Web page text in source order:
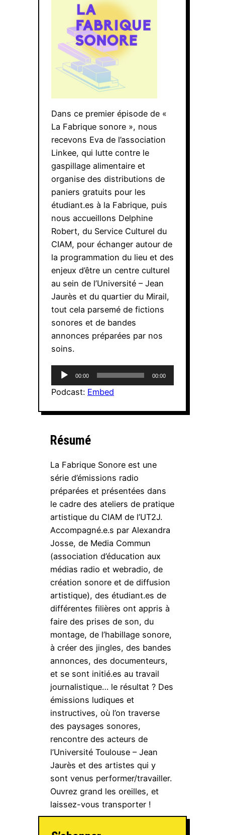
Dans ce premier épisode de «
La Fabrique sonore », nous
recevons Eva de l’association
Linkee, qui lutte contre le
gaspillage alimentaire et
organise des distributions de
paniers gratuits pour les
étudiant.es à la Fabrique, puis
nous accueillons Delphine
Robert, du Service Culturel du
CIAM, pour échanger autour de
la programmation du lieu et des
enjeux d’être un centre culturel
au sein de l’Université – Jean
Jaurès et du quartier du Mirail,
tout cela parsemé de fictions
sonores et de bandes
annonces préparées par nos
soins.
Lecteur
audio
00:00 00:00
Podcast: Embed
Résumé
La Fabrique Sonore est une
série d’émissions radio
préparées et présentées dans
le cadre des ateliers de pratique
artistique du CIAM de l’UT2J.
Accompagné.e.s par Alexandra
Josse, de Media Commun
(association d’éducation aux
médias radio et webradio, de
création sonore et de diffusion
artistique), des étudiant.es de
différentes filières ont appris à
faire des prises de son, du
montage, de l’habillage sonore,
à créer des jingles, des bandes
annonces, des documenteurs,
et se sont initié.es au travail
journalistique… le résultat ? Des
émissions ludiques et
instructives, où l’on traverse
des paysages sonores,
rencontre des acteurs de
l’Université Toulouse – Jean
Jaurès et des artistes qui y
sont venus performer/travailler.
Ouvrez grand les oreilles, et
laissez-vous transporter !